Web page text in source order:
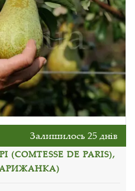
Залишилось 25 днів
DE PARIS),